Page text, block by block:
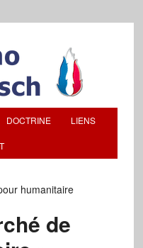
DOCTRINE LIENS
humanitaire
de